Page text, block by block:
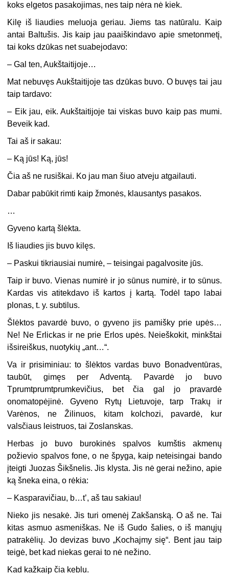
koks elgetos pasakojimas, nes taip nėra nė kiek.
Kilę iš liaudies meluoja geriau. Jiems tas natūralu. Kaip
antai Baltušis. Jis kaip jau paaiškindavo apie smetonmetį,
tai koks dzūkas net suabejodavo:
– Gal ten, Aukštaitijoje…
Mat nebuvęs Aukštaitijoje tas dzūkas buvo. O buvęs tai jau
taip tardavo:
– Eik jau, eik. Aukštaitijoje tai viskas buvo kaip pas mumi.
Beveik kad.
Tai aš ir sakau:
– Ką jūs! Ką, jūs!
Čia aš ne rusiškai. Ko jau man šiuo atveju atgailauti.
Dabar pabūkit rimti kaip žmonės, klausantys pasakos.
…
Gyveno kartą šlėkta.
Iš liaudies jis buvo kilęs.
– Paskui tikriausiai numirė, – teisingai pagalvosite jūs.
Taip ir buvo. Vienas numirė ir jo sūnus numirė, ir to sūnus.
Kardas vis atitekdavo iš kartos į kartą. Todėl tapo labai
plonas, t. y. subtilus.
Šlėktos pavardė buvo, o gyveno jis pamišky prie upės…
Ne! Ne Erlickas ir ne prie Erlos upės. Neieškokit, minkštai
išsireiškus, nuotykių „ant…“.
Va ir prisiminiau: to šlėktos vardas buvo Bonadventūras,
taubūt, gimęs per Adventą. Pavardė jo buvo
Tprumtprumtprumkevičius, bet čia gal jo pravardė
onomatopėjinė. Gyveno Rytų Lietuvoje, tarp Trakų ir
Varėnos, ne Žilinuos, kitam kolchozi, pavardė, kur
valsčiaus leistruos, tai Zoslanskas.
Herbas jo buvo burokinės spalvos kumštis akmenų
požievio spalvos fone, o ne špyga, kaip neteisingai bando
įteigti Juozas Šikšnelis. Jis klysta. Jis nė gerai nežino, apie
ką šneka eina, o rėkia:
– Kasparavičiau, b…t’, aš tau sakiau!
Nieko jis nesakė. Jis turi omenėj Zakšanską. O aš ne. Tai
kitas asmuo asmeniškas. Ne iš Gudo šalies, o iš manųjų
patrakėlių. Jo devizas buvo „Kochajmy się“. Bent jau taip
teigė, bet kad niekas gerai to nė nežino.
Kad kažkaip čia keblu.